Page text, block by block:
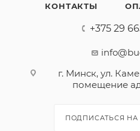
КОНТАКТЫ
+375 29
г. Минск, ул.
помещение
ПОДПИСАТЬСЯ